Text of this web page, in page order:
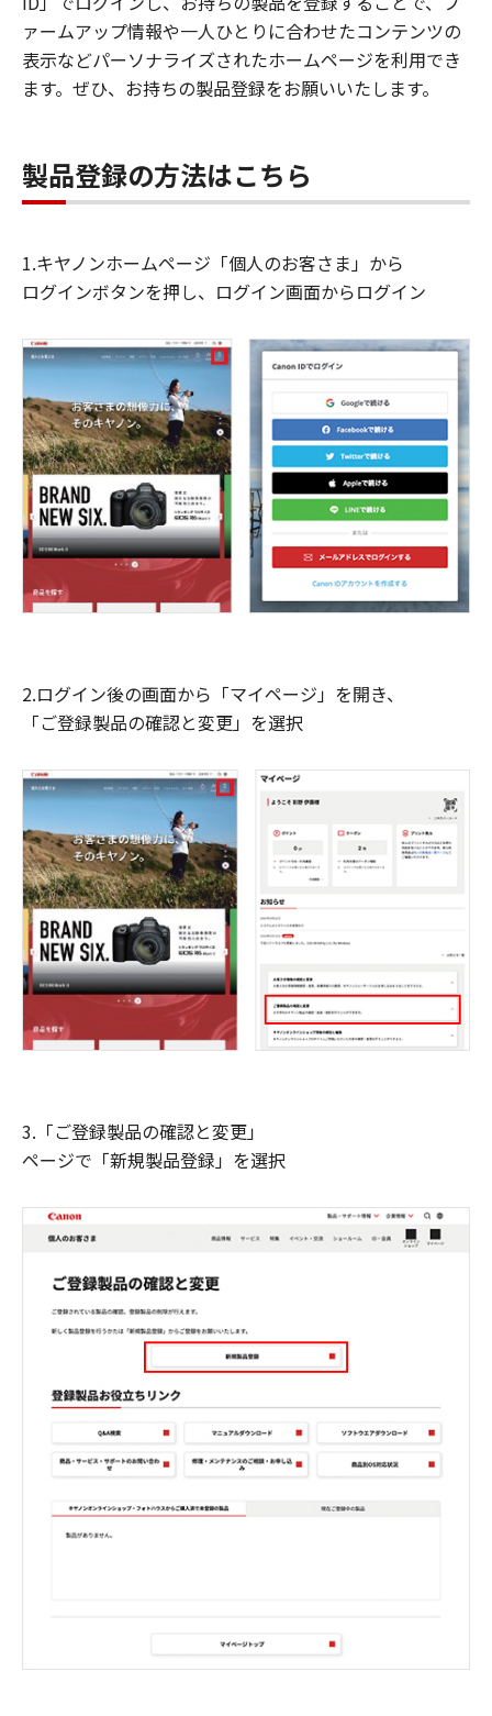
ァームアップ情報や一人ひとりに合わせたコンテンツの
表示などパーソナライズされたホームページを利用でき
ます。ぜひ、お持ちの製品登録をお願いいたします。
製品登録の方法はこちら
1.キヤノンホームページ「個人のお客さま」から
ログインボタンを押し、ログイン画面からログイン
2.ログイン後の画面から「マイページ」を開き、
「ご登録製品の確認と変更」を選択
3.「ご登録製品の確認と変更」
ページで「新規製品登録」を選択